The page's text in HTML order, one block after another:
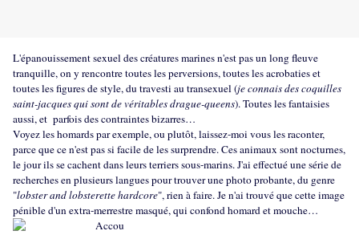
L'épanouissement sexuel des créatures marines n'est pas un long fleuve
tranquille, on y rencontre toutes les perversions, toutes les acrobaties et
toutes les figures de style, du travesti au transexuel (je connais des coquilles
saint-jacques qui sont de véritables drague-queens). Toutes les fantaisies
aussi, et parfois des contraintes bizarres…
Voyez les homards par exemple, ou plutôt, laissez-moi vous les raconter,
parce que ce n'est pas si facile de les surprendre. Ces animaux sont nocturnes,
le jour ils se cachent dans leurs terriers sous-marins. J'ai effectué une série de
recherches en plusieurs langues pour trouver une photo probante, du genre
"lobster and lobsterette hardcore", rien à faire. Je n'ai trouvé que cette image
pénible d'un extra-merrestre masqué, qui confond homard et mouche…